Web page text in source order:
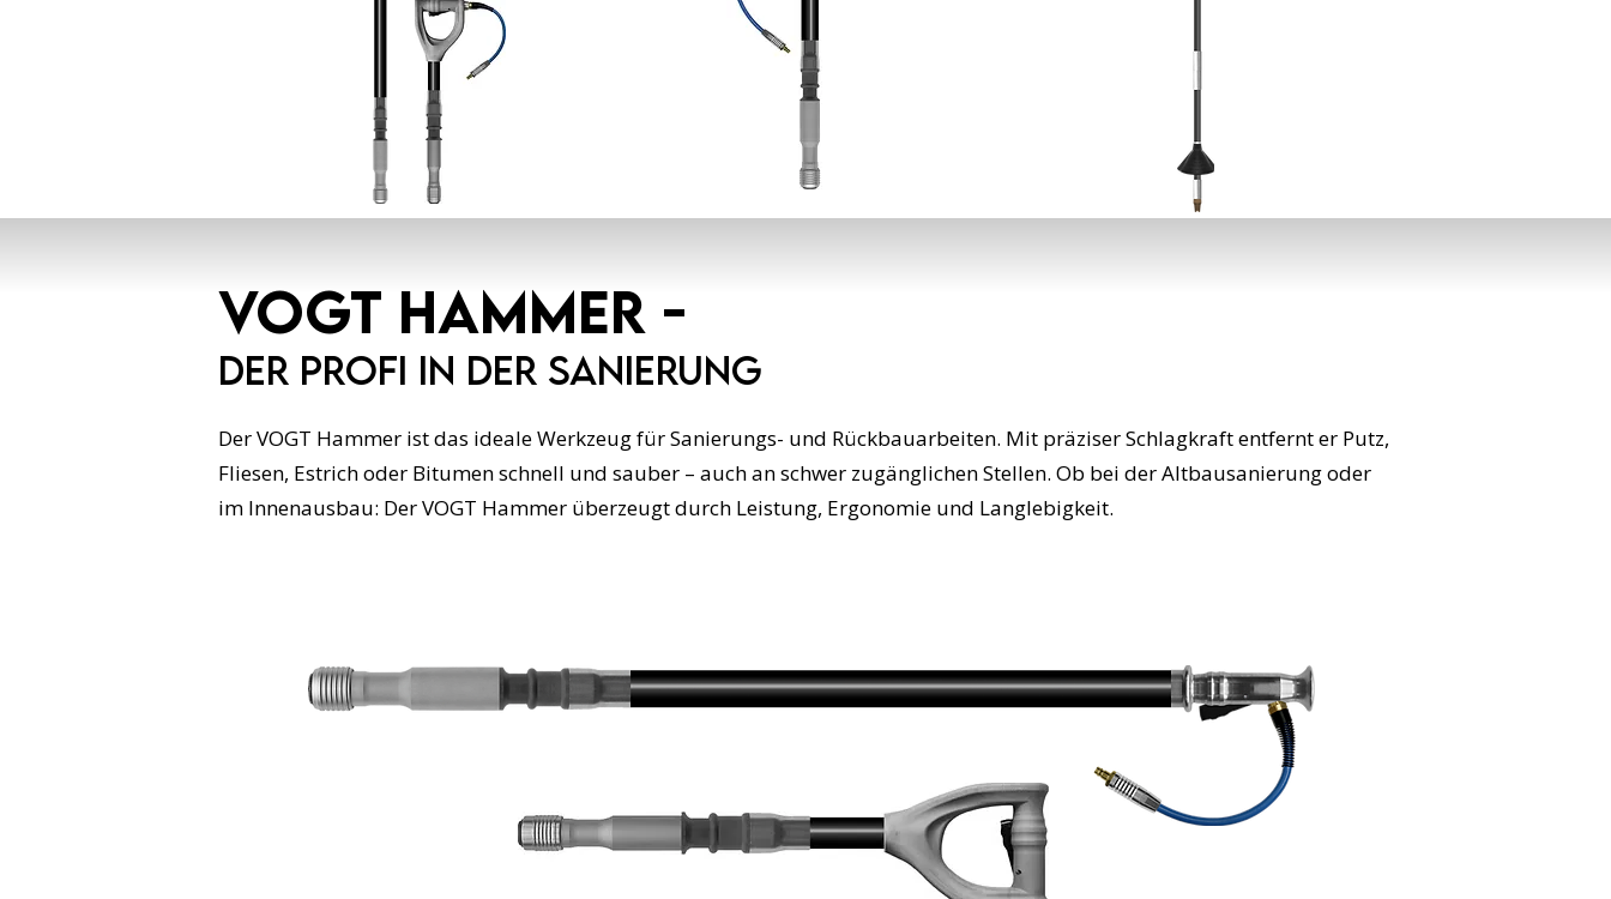
VOGT Hammer -
Der Profi in der Sanierung
Der VOGT Hammer ist das ideale Werkzeug für Sanierungs- und Rückbauarbeiten. Mit präziser Schlagkraft entfernt er Putz,
Fliesen, Estrich oder Bitumen schnell und sauber – auch an schwer zugänglichen Stellen. Ob bei der Altbausanierung oder
im Innenausbau: Der VOGT Hammer überzeugt durch Leistung, Ergonomie und Langlebigkeit.